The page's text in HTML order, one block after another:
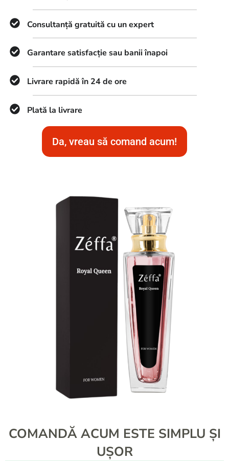
Consultanță gratuită cu un expert
Garantare satisfacție sau banii înapoi
Livrare rapidă în 24 de ore
Plată la livrare
Da, vreau să comand acum!
COMANDĂ ACUM ESTE SIMPLU ȘI
UȘOR